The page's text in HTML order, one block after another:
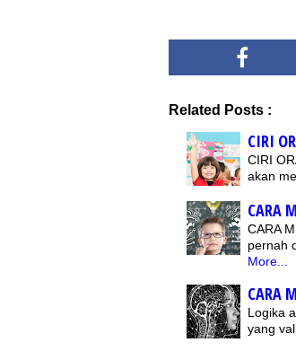
Related Posts :
CIRI
CIRI
akan
CARA
CARA
pernah
More...
CARA
Logika
yang